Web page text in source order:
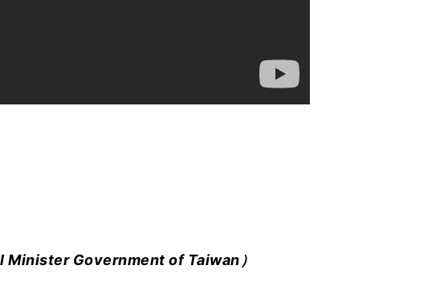
Minister Government of Taiwan）